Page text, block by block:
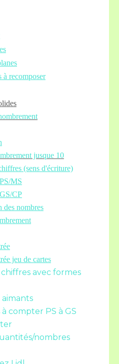
à recomposer
jusque 10
(sens d'écriture)
MS
CP
des nombres
jeu de cartes
avec formes
aimants
compter PS à GS
nombres